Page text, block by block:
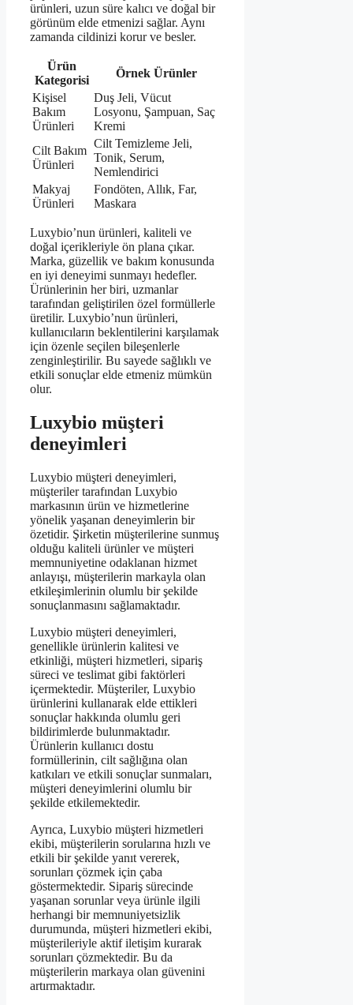
ürünleri, uzun süre kalıcı ve doğal bir
görünüm elde etmenizi sağlar. Aynı
zamanda cildinizi korur ve besler.
Ürün
Kategorisi
Örnek Ürünler
Kişisel
Bakım
Ürünleri
Duş Jeli, Vücut
Losyonu, Şampuan, Saç
Kremi
Cilt Bakım
Ürünleri
Cilt Temizleme Jeli,
Tonik, Serum,
Nemlendirici
Makyaj
Ürünleri
Fondöten, Allık, Far,
Maskara
Luxybio’nun ürünleri, kaliteli ve
doğal içerikleriyle ön plana çıkar.
Marka, güzellik ve bakım konusunda
en iyi deneyimi sunmayı hedefler.
Ürünlerinin her biri, uzmanlar
tarafından geliştirilen özel formüllerle
üretilir. Luxybio’nun ürünleri,
kullanıcıların beklentilerini karşılamak
için özenle seçilen bileşenlerle
zenginleştirilir. Bu sayede sağlıklı ve
etkili sonuçlar elde etmeniz mümkün
olur.
Luxybio müşteri
deneyimleri
Luxybio müşteri deneyimleri,
müşteriler tarafından Luxybio
markasının ürün ve hizmetlerine
yönelik yaşanan deneyimlerin bir
özetidir. Şirketin müşterilerine sunmuş
olduğu kaliteli ürünler ve müşteri
memnuniyetine odaklanan hizmet
anlayışı, müşterilerin markayla olan
etkileşimlerinin olumlu bir şekilde
sonuçlanmasını sağlamaktadır.
Luxybio müşteri deneyimleri,
genellikle ürünlerin kalitesi ve
etkinliği, müşteri hizmetleri, sipariş
süreci ve teslimat gibi faktörleri
içermektedir. Müşteriler, Luxybio
ürünlerini kullanarak elde ettikleri
sonuçlar hakkında olumlu geri
bildirimlerde bulunmaktadır.
Ürünlerin kullanıcı dostu
formüllerinin, cilt sağlığına olan
katkıları ve etkili sonuçlar sunmaları,
müşteri deneyimlerini olumlu bir
şekilde etkilemektedir.
Ayrıca, Luxybio müşteri hizmetleri
ekibi, müşterilerin sorularına hızlı ve
etkili bir şekilde yanıt vererek,
sorunları çözmek için çaba
göstermektedir. Sipariş sürecinde
yaşanan sorunlar veya ürünle ilgili
herhangi bir memnuniyetsizlik
durumunda, müşteri hizmetleri ekibi,
müşterileriyle aktif iletişim kurarak
sorunları çözmektedir. Bu da
müşterilerin markaya olan güvenini
artırmaktadır.